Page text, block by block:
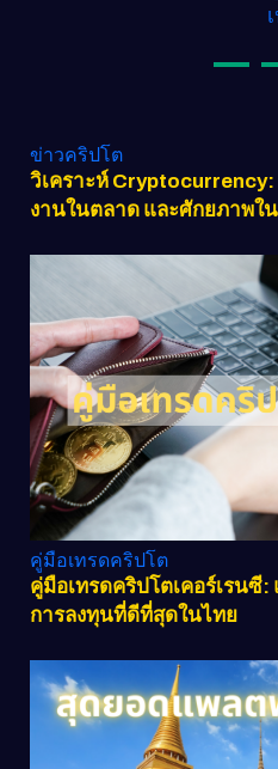
ข่าวคริปโต
วิเคราะห์ Cryptocurrency:
งานในตลาด และศักยภาพใ
คู่มือเทรดคริปโต
คู่มือเทรดคริปโตเคอร์เรน
การลงทุนที่ดีที่สุดในไทย